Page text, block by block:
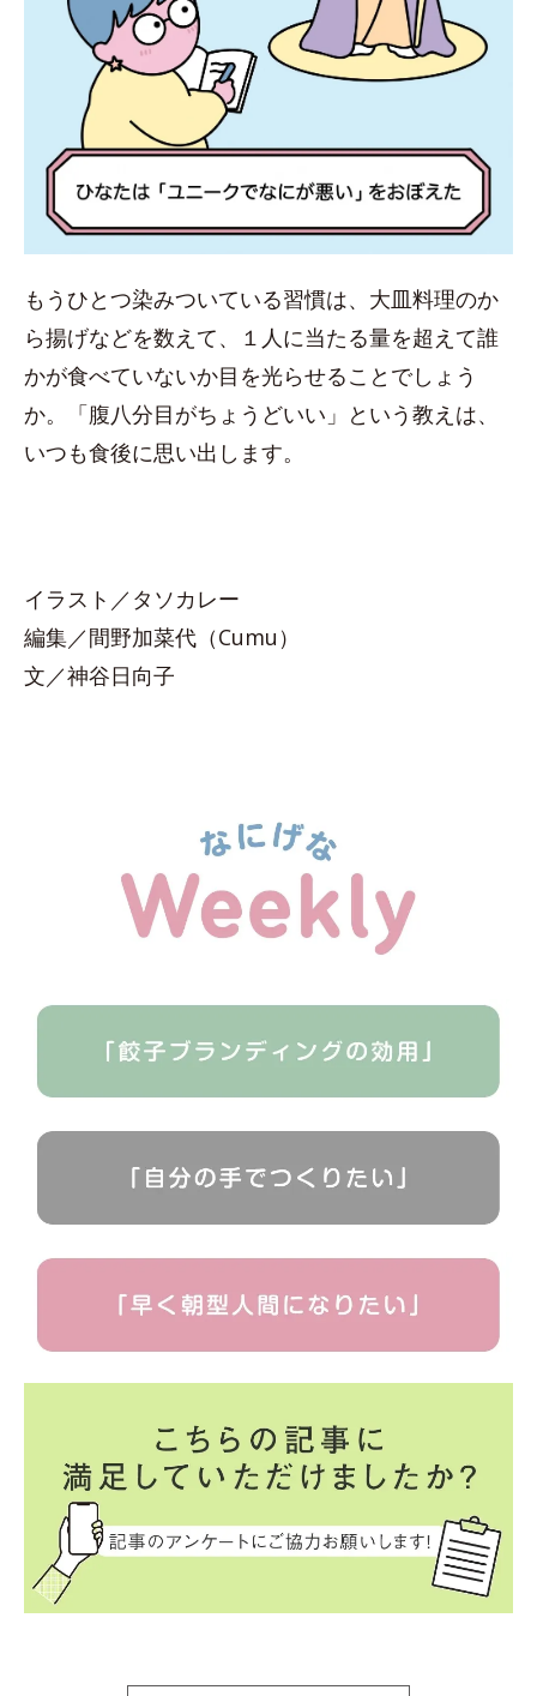
もうひとつ染みついている習慣は、大皿料理のか
ら揚げなどを数えて、１人に当たる量を超えて誰
かが食べていないか目を光らせることでしょう
か。「腹八分目がちょうどいい」という教えは、
いつも食後に思い出します。
イラスト／タソカレー
編集／間野加菜代（Cumu）
文／神谷日向子